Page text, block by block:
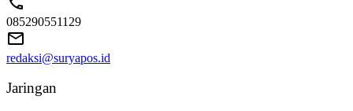
085290551129
redaksi@suryapos.id
Jaringan